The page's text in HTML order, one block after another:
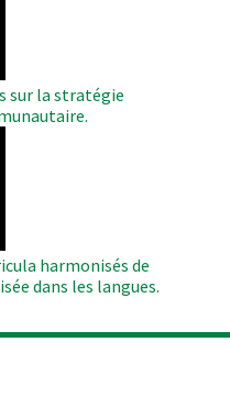
sur la stratégie
harmonisés de
dans les langues.